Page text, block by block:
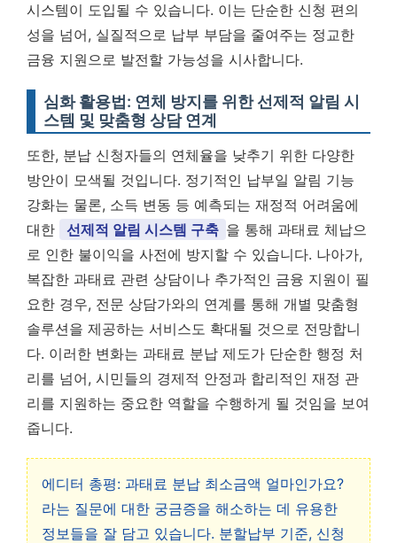
시스템이 도입될 수 있습니다. 이는 단순한 신청 편의
성을 넘어, 실질적으로 납부 부담을 줄여주는 정교한
금융 지원으로 발전할 가능성을 시사합니다.
심화 활용법: 연체 방지를 위한 선제적 알림 시
스템 및 맞춤형 상담 연계
또한, 분납 신청자들의 연체율을 낮추기 위한 다양한
방안이 모색될 것입니다. 정기적인 납부일 알림 기능
강화는 물론, 소득 변동 등 예측되는 재정적 어려움에
대한
선제적 알림 시스템 구축 을 통해 과태료 체납으
로 인한 불이익을 사전에 방지할 수 있습니다. 나아가,
복잡한 과태료 관련 상담이나 추가적인 금융 지원이 필
요한 경우, 전문 상담가와의 연계를 통해 개별 맞춤형
솔루션을 제공하는 서비스도 확대될 것으로 전망합니
다. 이러한 변화는 과태료 분납 제도가 단순한 행정 처
리를 넘어, 시민들의 경제적 안정과 합리적인 재정 관
리를 지원하는 중요한 역할을 수행하게 될 것임을 보여
줍니다.
에디터 총평: 과태료 분납 최소금액 얼마인가요?
라는 질문에 대한 궁금증을 해소하는 데 유용한
정보들을 잘 담고 있습니다. 분할납부 기준, 신청